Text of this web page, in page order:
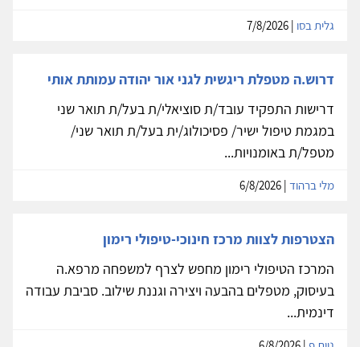
גלית בסו
דרוש.ה מטפלת ריגשית לגני אור יהודה עמותת אותי
דרישות התפקיד עובד/ת סוציאלי/ת בעל/ת תואר שני
במגמת טיפול ישיר/ פסיכולוג/ית בעל/ת תואר שני/
מטפל/ת באומנויות...
מלי ברהוד
הצטרפות לצוות מרכז חינוכי-טיפולי רימון
המרכז הטיפולי רימון מחפש לצרף למשפחה מרפא.ה
בעיסוק, מטפלים בהבעה ויצירה וגננת שילוב. סביבת עבודה
דינמית...